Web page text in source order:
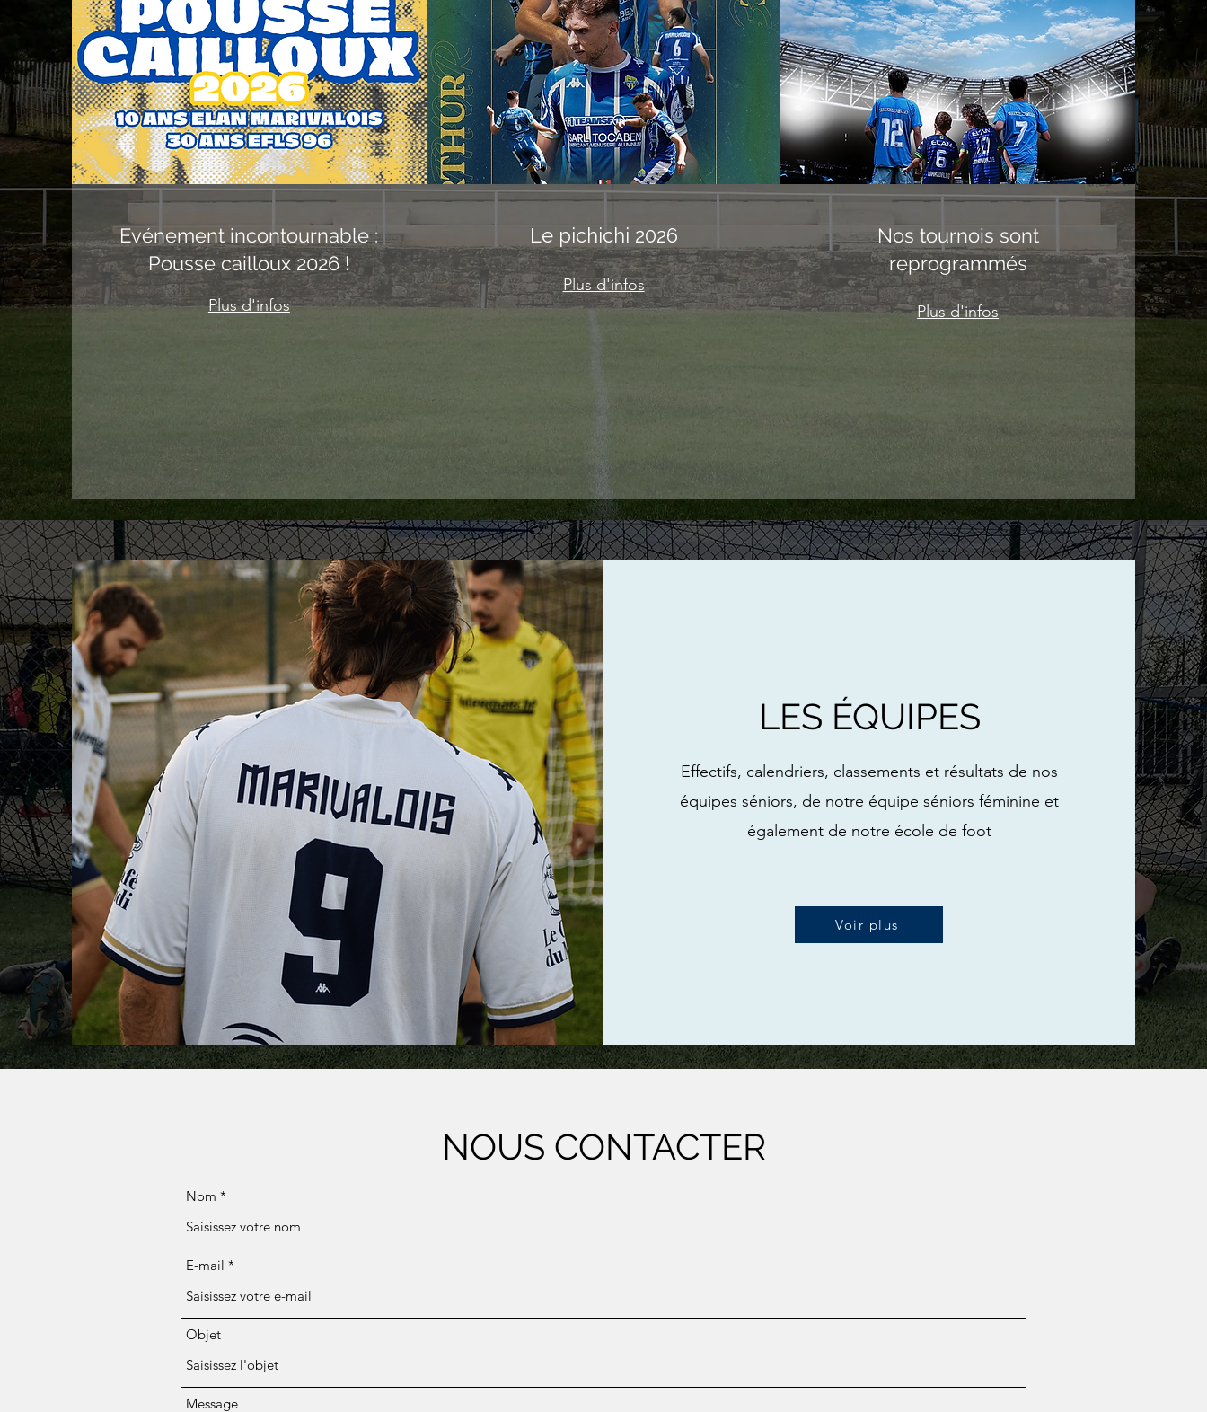
Evénement incontournable :
Pousse cailloux 2026 !
Plus d'infos
Le pichichi 2026
Plus d'infos
Nos tournois sont
reprogrammés
Plus d'infos
LES ÉQUIPES
Effectifs, calendriers, classements et résultats de nos
équipes séniors, de notre équipe séniors féminine et
également de notre école de foot
Voir plus
NOUS CONTACTER
Nom
E-mail
Objet
Message